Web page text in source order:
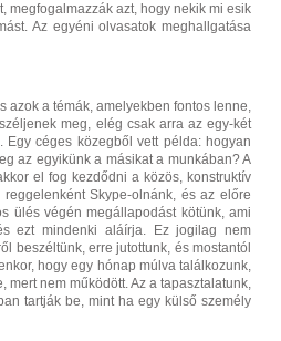
megfogalmazzák azt, hogy nekik mi esik
Az egyéni olvasatok meghallgatása
azok a témák, amelyekben fontos lenne,
meg, elég csak arra az egy-két
céges közegből vett példa: hogyan
az egyikünk a másikat a munkában? A
el fog kezdődni a közös, konstruktív
Skype-olnánk, és az előre
ülés végén megállapodást kötünk, ami
ezt mindenki aláírja. Ez jogilag nem
beszéltünk, erre jutottunk, és mostantól
hogy egy hónap múlva találkozunk,
mert nem működött. Az a tapasztalatunk,
tartják be, mint ha egy külső személy